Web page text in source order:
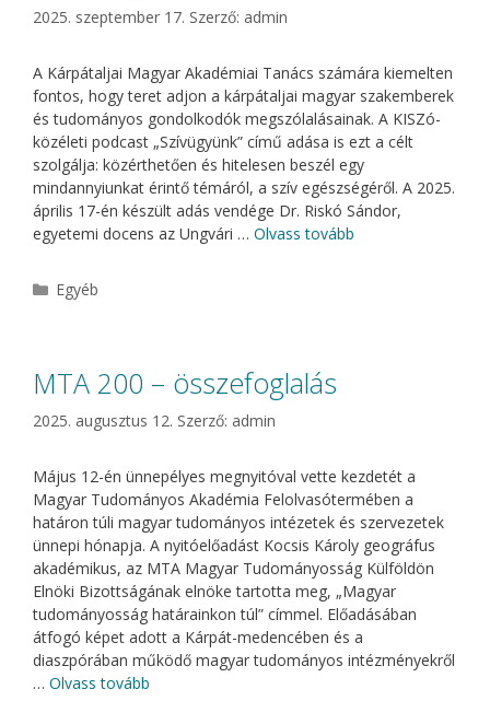
2025. szeptember 17. Szerző: admin
A Kárpátaljai Magyar Akadémiai Tanács számára kiemelten
fontos, hogy teret adjon a kárpátaljai magyar szakemberek
és tudományos gondolkodók megszólalásainak. A KISZó-
közéleti podcast „Szívügyünk” című adása is ezt a célt
szolgálja: közérthetően és hitelesen beszél egy
mindannyiunkat érintő témáról, a szív egészségéről. A 2025.
április 17-én készült adás vendége Dr. Riskó Sándor,
egyetemi docens az Ungvári … Olvass tovább
Kategória
Egyéb
MTA 200 – összefoglalás
2025. augusztus 12. Szerző: admin
Május 12-én ünnepélyes megnyitóval vette kezdetét a
Magyar Tudományos Akadémia Felolvasótermében a
határon túli magyar tudományos intézetek és szervezetek
ünnepi hónapja. A nyitóelőadást Kocsis Károly geográfus
akadémikus, az MTA Magyar Tudományosság Külföldön
Elnöki Bizottságának elnöke tartotta meg, „Magyar
tudományosság határainkon túl” címmel. Előadásában
átfogó képet adott a Kárpát-medencében és a
diaszpórában működő magyar tudományos intézményekről
… Olvass tovább